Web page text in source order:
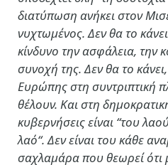
διατύπωση ανήκει στον
νυχτωμένος. Δεν θα το
κίνδυνο την ασφάλεια, την
συνοχή της. Δεν θα το κάνει,
Ευρώπης στη συντριπτική
θέλουν. Και στη
κυβερνήσεις είναι “του
λαό“. Δεν είναι του κάθε
σαχλαμάρα που θεωρεί ότι